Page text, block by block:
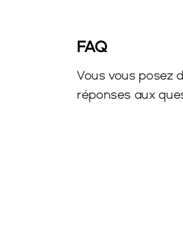
FAQ
Vous vous posez
réponses aux